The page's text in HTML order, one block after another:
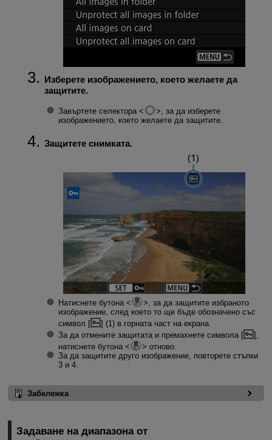
Изберете изображението, което желаете да
защитите.
Завъртете селектора
, за да изберете
изображението, което желаете да защитите.
Защитете снимката.
Натиснете бутона
, за да защитите избраното
изображение, след което то ще бъде обозначено със
символ [
] (1) в горната част на екрана.
За да отмените защитата и премахнете символа [
],
натиснете бутона
отново.
За да защитите друго изображение, повторете стъпки
3 и 4.
Забележка
Задаване на диапазона от